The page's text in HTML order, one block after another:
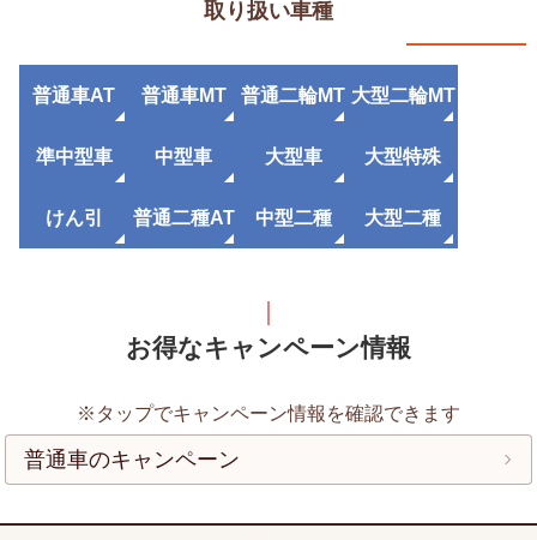
取り扱い車種
普通車AT 普通車MT 普通二輪MT 大型二輪MT
準中型車 中型車 大型車 大型特殊
けん引 普通二種AT 中型二種 大型二種
お得なキャンペーン情報
※タップでキャンペーン情報を確認できます
普通車のキャンペーン